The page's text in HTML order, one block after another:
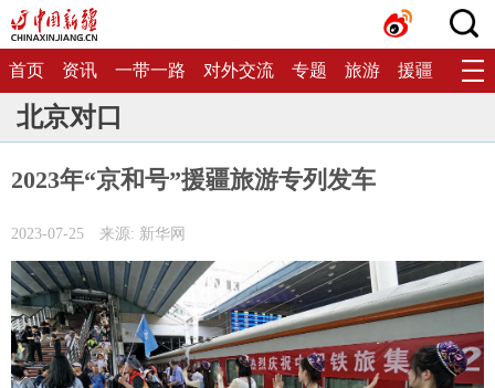
首页 资讯 一带一路 对外交流 专题 旅游 援疆 生态
北京对口
2023年“京和号”援疆旅游专列发车
2023-07-25 来源: 新华网